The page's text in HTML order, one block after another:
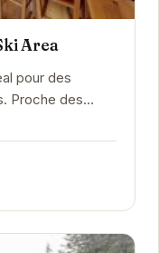
Area
pour des
Proche des
profiter...